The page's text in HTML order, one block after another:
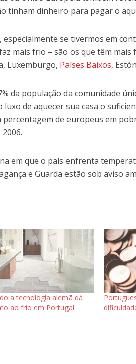
tinham dinheiro para pagar o
se tivermos em
mais frio – são os que têm mais
Luxemburgo, Países Baixos,
da população da comunidade
de aquecer sua casa o
de europeus em
em que o país enfrenta
e Guarda estão sob aviso
a tecnologia alemã dá
ao frio em Portugal